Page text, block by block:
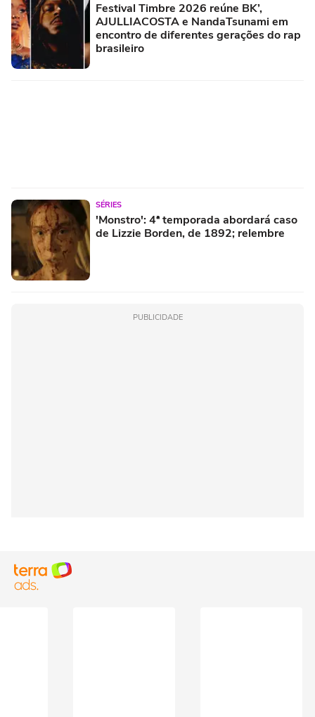
Festival Timbre 2026 reúne BK’,
AJULLIACOSTA e NandaTsunami em
encontro de diferentes gerações do rap
brasileiro
SÉRIES
'Monstro': 4ª temporada abordará caso
de Lizzie Borden, de 1892; relembre
PUBLICIDADE